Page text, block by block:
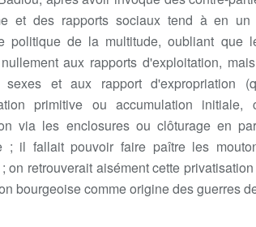
et des rapports sociaux tend à en
politique de la multitude, oubliant que
aux rapports d'exploitation,
et aux rapport d'expropriation
primitive ou accumulation
via les enclosures ou clôturage en
; il fallait pouvoir faire paître les
on retrouverait aisément cette
bourgeoise comme origine des guerres